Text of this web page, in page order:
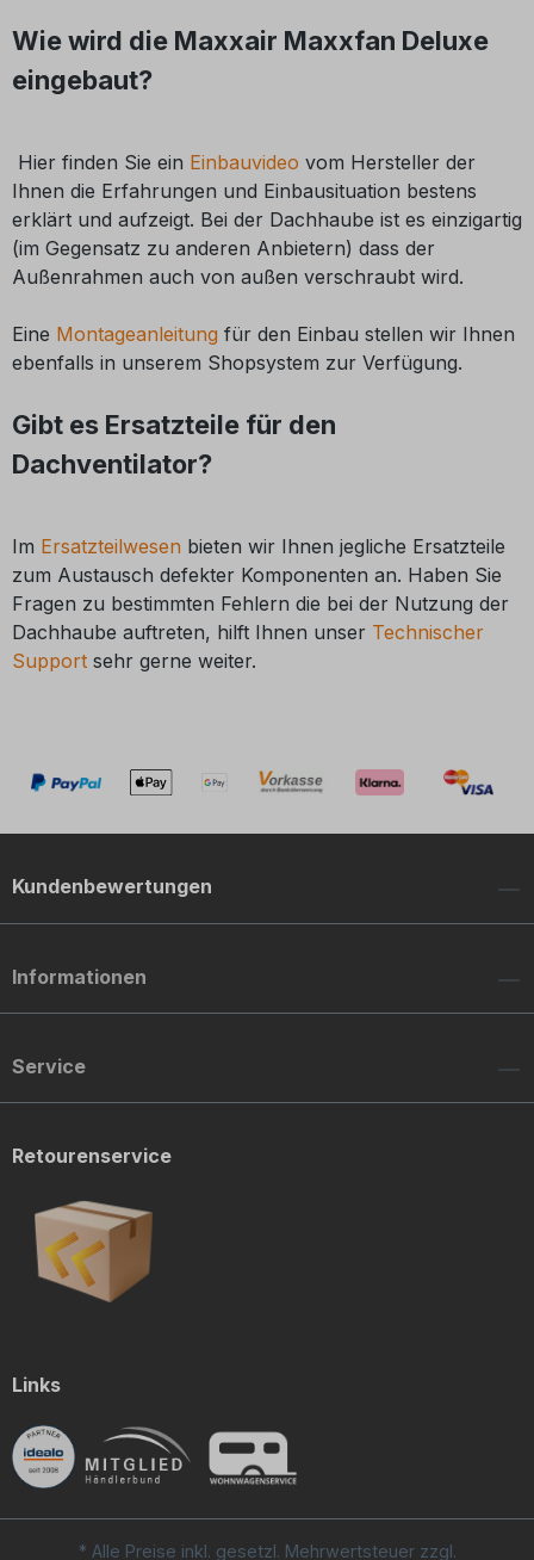
Wie wird die Maxxair Maxxfan Deluxe
eingebaut?
Hier finden Sie ein Einbauvideo vom Hersteller der
Ihnen die Erfahrungen und Einbausituation bestens
erklärt und aufzeigt. Bei der Dachhaube ist es einzigartig
(im Gegensatz zu anderen Anbietern) dass der
Außenrahmen auch von außen verschraubt wird.
Eine Montageanleitung für den Einbau stellen wir Ihnen
ebenfalls in unserem Shopsystem zur Verfügung.
Gibt es Ersatzteile für den
Dachventilator?
Im Ersatzteilwesen bieten wir Ihnen jegliche Ersatzteile
zum Austausch defekter Komponenten an. Haben Sie
Fragen zu bestimmten Fehlern die bei der Nutzung der
Dachhaube auftreten, hilft Ihnen unser Technischer
Support sehr gerne weiter.
Kundenbewertungen
Informationen
Service
Retourenservice
Links
* Alle Preise inkl. gesetzl. Mehrwertsteuer zzgl.